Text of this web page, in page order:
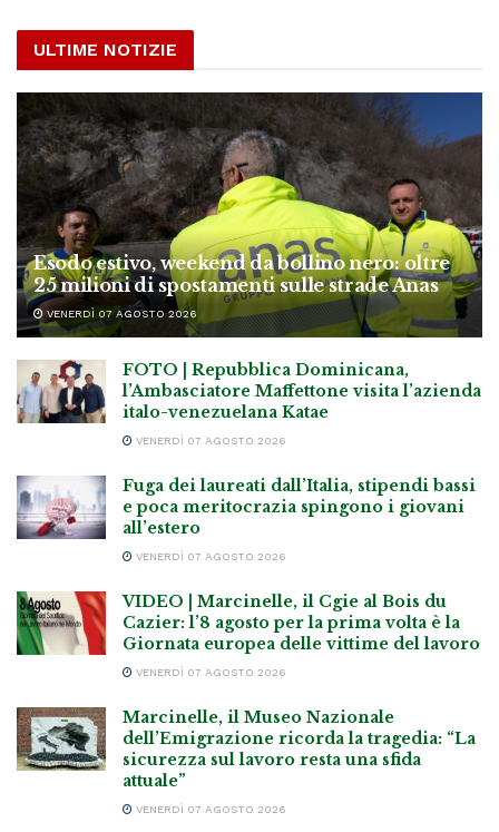
ULTIME NOTIZIE
Esodo estivo, weekend da bollino nero: oltre
25 milioni di spostamenti sulle strade Anas
VENERDÌ 07 AGOSTO 2026
FOTO | Repubblica Dominicana,
l’Ambasciatore Maffettone visita l’azienda
italo-venezuelana Katae
VENERDÌ 07 AGOSTO 2026
Fuga dei laureati dall’Italia, stipendi bassi
e poca meritocrazia spingono i giovani
all’estero
VENERDÌ 07 AGOSTO 2026
VIDEO | Marcinelle, il Cgie al Bois du
Cazier: l’8 agosto per la prima volta è la
Giornata europea delle vittime del lavoro
VENERDÌ 07 AGOSTO 2026
Marcinelle, il Museo Nazionale
dell’Emigrazione ricorda la tragedia: “La
sicurezza sul lavoro resta una sfida
attuale”
VENERDÌ 07 AGOSTO 2026